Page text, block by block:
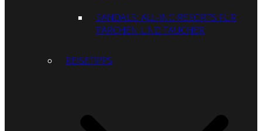
SANDALS: ALL-INC-RESORTS FÜR
PÄRCHEN UND TAUCHER
REISETIPPS